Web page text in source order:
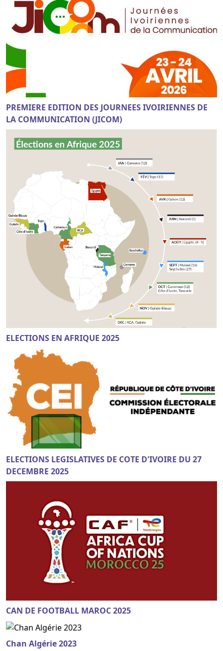
PREMIERE EDITION DES JOURNEES IVOIRIENNES DE
LA COMMUNICATION (JICOM)
ELECTIONS EN AFRIQUE 2025
ELECTIONS LEGISLATIVES DE COTE D'IVOIRE DU 27
DECEMBRE 2025
CAN DE FOOTBALL MAROC 2025
Chan Algérie 2023